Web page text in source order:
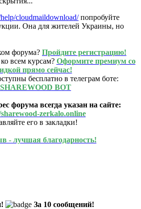
cloudmaildownload/попробуйте
Она для жителей Украины, но
форума? Пройдите регистрацию!
всем курсам? Оформите премиум со
прямо сейчас!
бесплатно в телеграм боте:
BOT
форума всегда указан на сайте:
zerkalo.online
его в закладки!
- лучшая благодарность!
За 10 сообщений!